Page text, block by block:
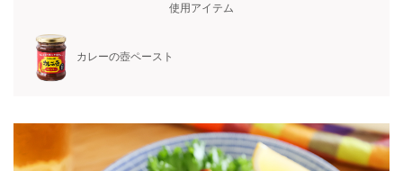
使用アイテム
カレーの壺ペースト